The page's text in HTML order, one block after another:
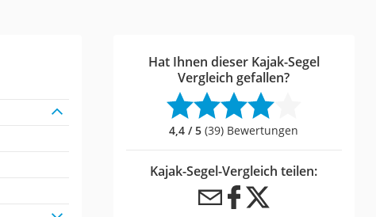
Hat Ihnen dieser Kajak-Segel
Vergleich gefallen?
4,4 / 5 (39) Bewertungen
Kajak-Segel-Vergleich teilen: